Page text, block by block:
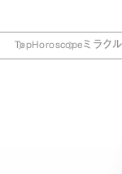
TopHoroscopeミラク